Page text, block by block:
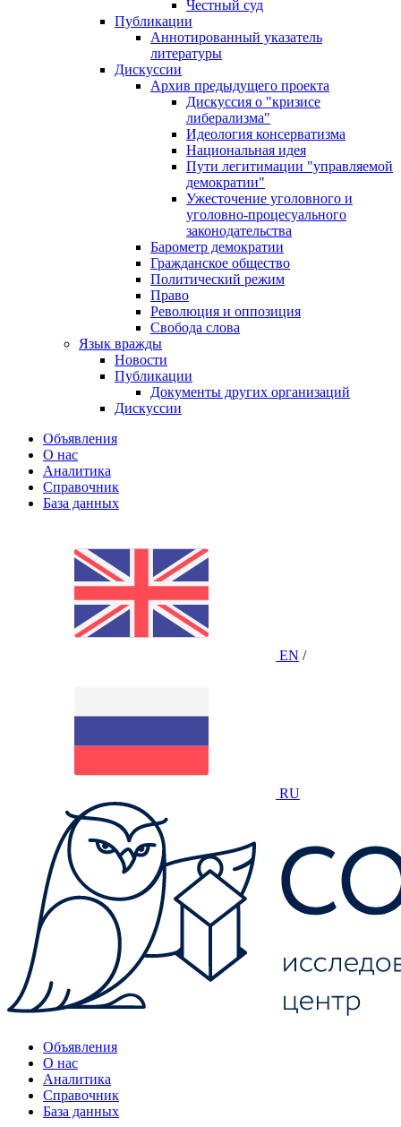
Честный суд
Публикации
Аннотированный указатель
литературы
Дискуссии
Архив предыдущего проекта
Дискуссия о "кризисе
либерализма"
Идеология консерватизма
Национальная идея
Пути легитимации "управляемой
демократии"
Ужесточение уголовного и
уголовно-процесуального
законодательства
Барометр демократии
Гражданское общество
Политический режим
Право
Революция и оппозиция
Свобода слова
Язык вражды
Новости
Публикации
Документы других организаций
Дискуссии
Объявления
О нас
Аналитика
Справочник
База данных
EN /
RU
Объявления
О нас
Аналитика
Справочник
База данных